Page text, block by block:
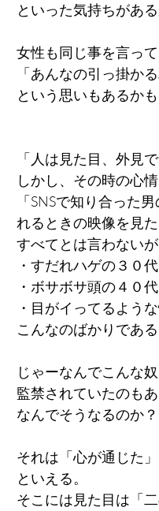
といった気持ちがあ
女性も同じ事を言っ
「あんなの引っ掛か
という思いもあるかも
「人は見た目、外見
しかし、その時の心
「SNSで知り合った
れるときの映像を見
すべてとは言わない
・すだれハゲの３０
・ボサボサ頭の４０
・目がイってるよう
こんなのばかりである
じゃーなんでこんな
監禁されていたのも
なんでそうなるのか？
それは「心が通じた
といえる。
そこには見た目は「